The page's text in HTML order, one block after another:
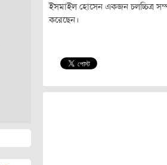
ইসমাইল হোসেন একজন চলচ্চিত্র
করেছেন।